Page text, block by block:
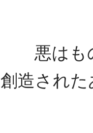
悪はも
創造され